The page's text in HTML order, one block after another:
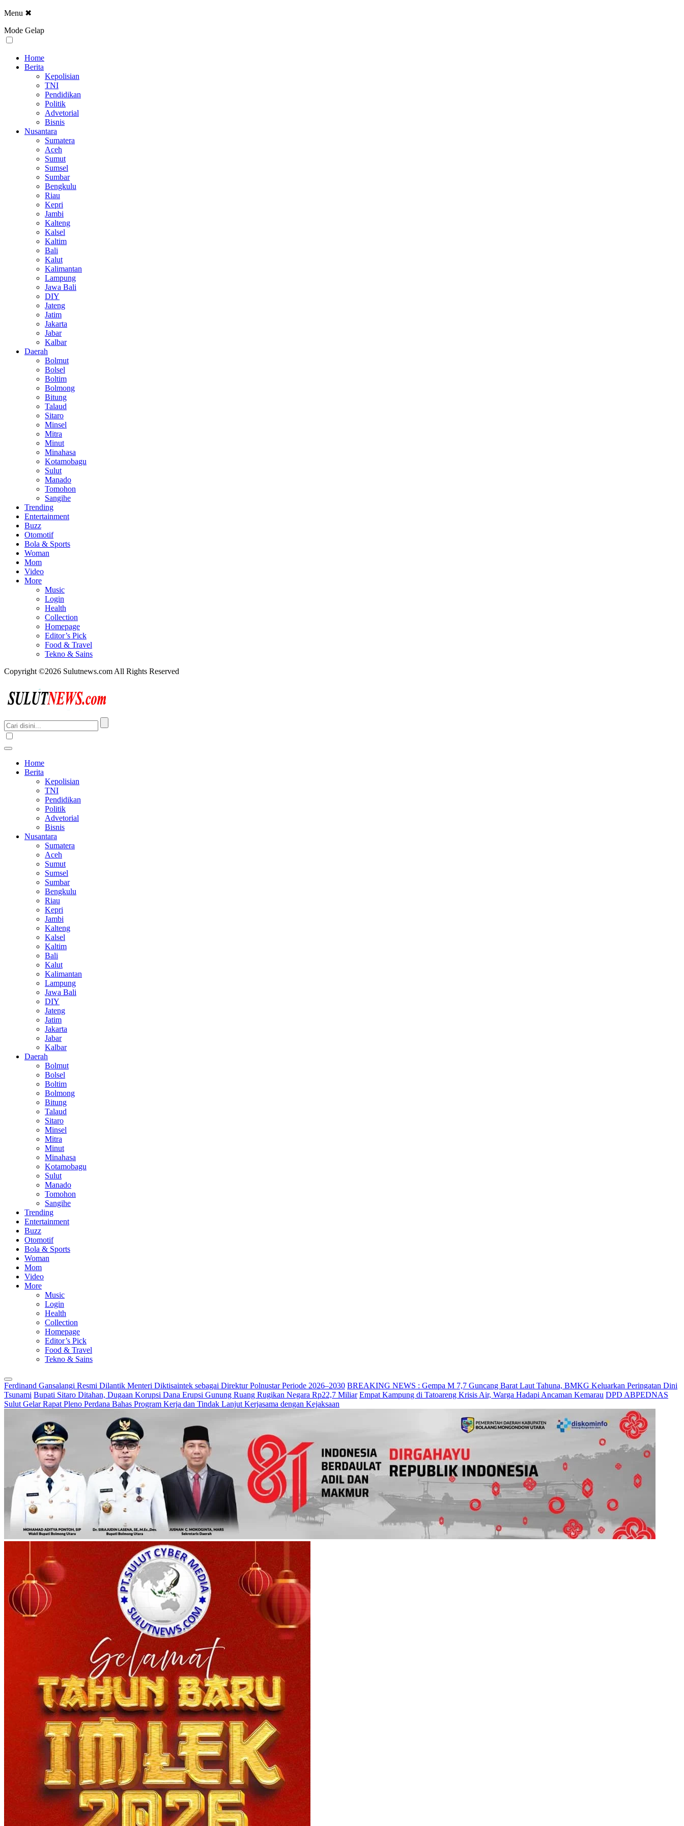
Menu ✖
Mode Gelap
Home
Berita
Kepolisian
TNI
Pendidikan
Politik
Advetorial
Bisnis
Nusantara
Sumatera
Aceh
Sumut
Sumsel
Sumbar
Bengkulu
Riau
Kepri
Jambi
Kalteng
Kalsel
Kaltim
Bali
Kalut
Kalimantan
Lampung
Jawa Bali
DIY
Jateng
Jatim
Jakarta
Jabar
Kalbar
Daerah
Bolmut
Bolsel
Boltim
Bolmong
Bitung
Talaud
Sitaro
Minsel
Mitra
Minut
Minahasa
Kotamobagu
Sulut
Manado
Tomohon
Sangihe
Trending
Entertainment
Buzz
Otomotif
Bola & Sports
Woman
Mom
Video
More
Music
Login
Health
Collection
Homepage
Editor’s Pick
Food & Travel
Tekno & Sains
Copyright ©2026 Sulutnews.com All Rights Reserved
Home
Berita
Kepolisian
TNI
Pendidikan
Politik
Advetorial
Bisnis
Nusantara
Sumatera
Aceh
Sumut
Sumsel
Sumbar
Bengkulu
Riau
Kepri
Jambi
Kalteng
Kalsel
Kaltim
Bali
Kalut
Kalimantan
Lampung
Jawa Bali
DIY
Jateng
Jatim
Jakarta
Jabar
Kalbar
Daerah
Bolmut
Bolsel
Boltim
Bolmong
Bitung
Talaud
Sitaro
Minsel
Mitra
Minut
Minahasa
Kotamobagu
Sulut
Manado
Tomohon
Sangihe
Trending
Entertainment
Buzz
Otomotif
Bola & Sports
Woman
Mom
Video
More
Music
Login
Health
Collection
Homepage
Editor’s Pick
Food & Travel
Tekno & Sains
Ferdinand Gansalangi Resmi Dilantik Menteri Diktisaintek sebagai Direktur Polnustar Periode 2026–2030 BREAKING NEWS : Gempa M 7,7 Guncang Barat Laut Tahuna, BMKG Keluarkan Peringatan Dini
Tsunami Bupati Sitaro Ditahan, Dugaan Korupsi Dana Erupsi Gunung Ruang Rugikan Negara Rp22,7 Miliar Empat Kampung di Tatoareng Krisis Air, Warga Hadapi Ancaman Kemarau DPD ABPEDNAS
Sulut Gelar Rapat Pleno Perdana Bahas Program Kerja dan Tindak Lanjut Kerjasama dengan Kejaksaan